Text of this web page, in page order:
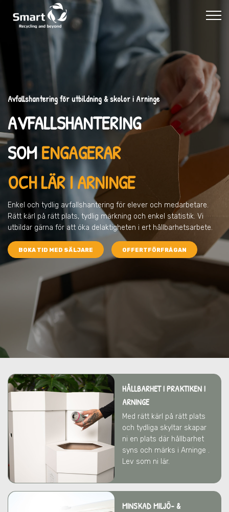
Avfallshantering för utbildning & skolor i Arninge
AVFALLSHANTERING
SOMENGAGERAR
OCH LÄR I ARNINGE
Enkel och tydlig avfallshantering för elever och medarbetare.
Rätt kärl på rätt plats, tydlig märkning och enkel statistik. Vi
utbildar gärna för att öka delaktigheten i ert hållbarhetsarbete.
BOKA TID MED SÄLJARE OFFERTFÖRFRÅGAN
HÅLLBARHET I PRAKTIKEN I
ARNINGE
Med rätt kärl på rätt plats
och tydliga skyltar skapar
ni en plats där hållbarhet
syns och märks i Arninge .
Lev som ni lär.
MINSKAD MILJÖ- &